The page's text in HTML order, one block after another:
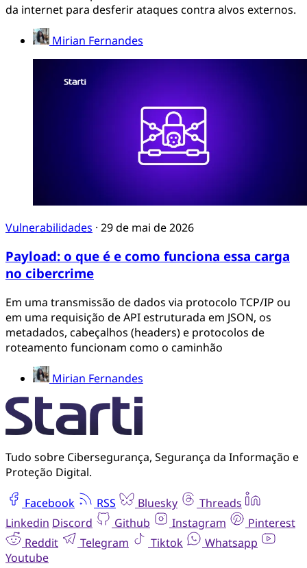
da internet para desferir ataques contra alvos externos.
Mirian Fernandes
Vulnerabilidades · 29 de mai de 2026
Payload: o que é e como funciona essa carga
no cibercrime
Em uma transmissão de dados via protocolo TCP/IP ou
em uma requisição de API estruturada em JSON, os
metadados, cabeçalhos (headers) e protocolos de
roteamento funcionam como o caminhão
Mirian Fernandes
Tudo sobre Cibersegurança, Segurança da Informação e
Proteção Digital.
Facebook RSS Bluesky
Threads
Linkedin Discord Github Instagram
Pinterest
Reddit
Telegram Tiktok
Whatsapp
Youtube